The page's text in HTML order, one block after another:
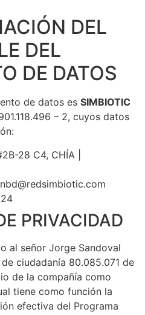
DEL
DEL
DE DATOS
de datos es SIMBIOTIC
– 2, cuyos datos
28 C4, CHÍA |
PRIVACIDAD
al señor Jorge Sandoval
ciudadanía 80.085.071 de
de la compañía como
tiene como función la
efectiva del Programa